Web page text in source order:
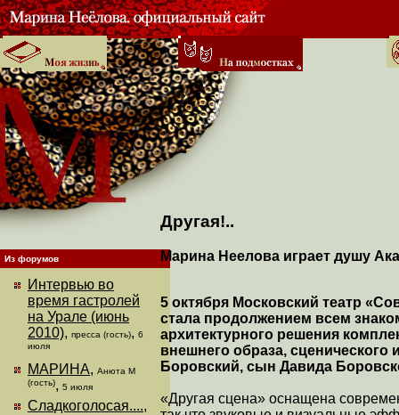
Из форумов
Интервью во
время гастролей
на Урале (июнь
2010), пресса (гость), 6
июля
МАРИНА, Анюта М
(гость), 5 июля
Сладкоголосая....,
Другая!..
Марина Неелова играет душу
5 октября Московский театр
стала продолжением всем
архитектурного решения
внешнего образа,
Боровский, сын Давида
«Другая сцена» оснащена